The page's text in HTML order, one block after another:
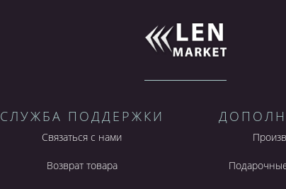
СЛУЖБА ПОДДЕРЖКИ
Связаться с нами
Возврат товара